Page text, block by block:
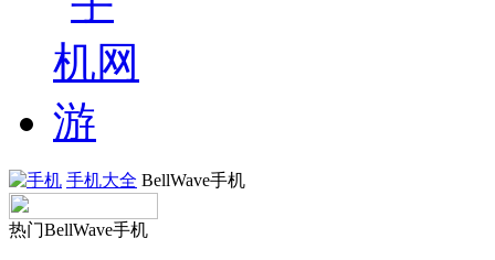
手机大全 BellWave手机
热门BellWave手机